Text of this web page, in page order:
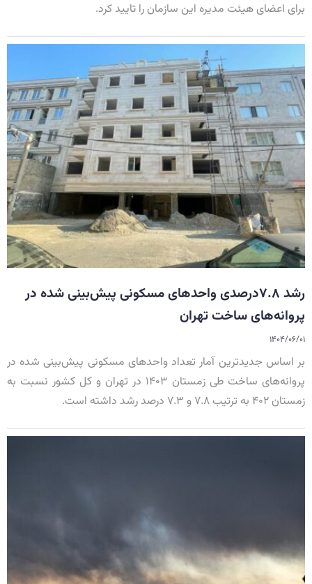
برای اعضای هیئت مدیره این سازمان را تایید کرد.
رشد ۷.۸درصدی واحدهای مسکونی پیش‌بینی شده در
پروانه‌های ساخت تهران
۱۴۰۴/۰۶/۰۱
بر اساس جدیدترین آمار تعداد واحدهای مسکونی پیش‌بینی شده در
پروانه‌های ساخت طی زمستان ۱۴۰۳ در تهران و کل کشور نسبت به
زمستان ۴۰۲ به ترتیب ۷.۸ و ۷.۳ درصد رشد داشته است.